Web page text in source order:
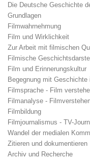
Die Deutsche Geschichte
Grundlagen
Filmwahrnehmung
Film und Wirklichkeit
Zur Arbeit mit filmischen
Filmische
Film und Erinnerungskultur
Begegnung mit Geschichte
Filmsprache - Film
Filmanalyse -
Filmbildung
Filmjournalismus - TV-
Wandel der medialen
Zitieren und dokumentieren
Archiv und Recherche